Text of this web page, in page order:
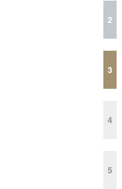
2
3
4
5